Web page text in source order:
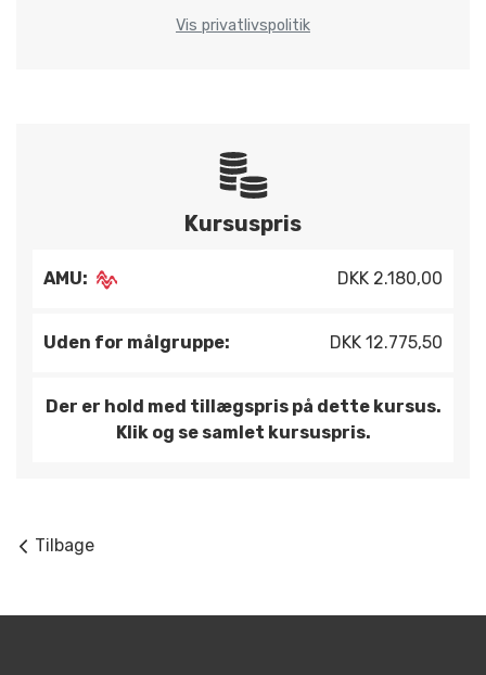
Vis privatlivspolitik
Kursuspris
AMU: DKK 2.180,00
Uden for målgruppe: DKK 12.775,50
Der er hold med tillægspris på dette kursus.
Klik og se samlet kursuspris.
Tilbage